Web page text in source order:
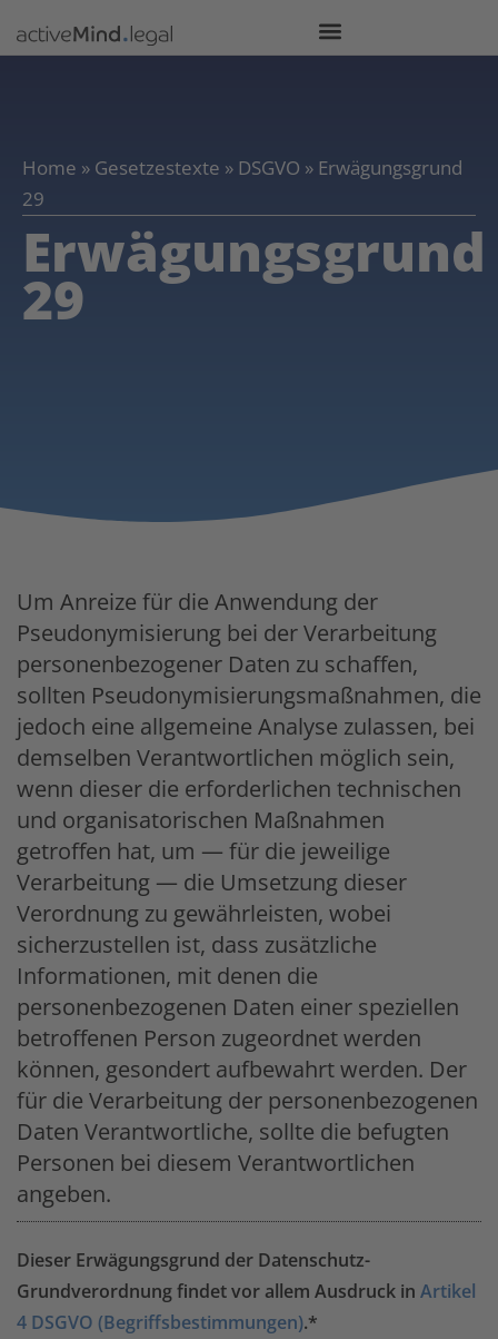
Home » Gesetzestexte » DSGVO » Erwägungsgrund
29
Erwägungsgrund
29
Um Anreize für die Anwendung der
Pseudonymisierung bei der Verarbeitung
personenbezogener Daten zu schaffen,
sollten Pseudonymisierungsmaßnahmen, die
jedoch eine allgemeine Analyse zulassen, bei
demselben Verantwortlichen möglich sein,
wenn dieser die erforderlichen technischen
und organisatorischen Maßnahmen
getroffen hat, um — für die jeweilige
Verarbeitung — die Umsetzung dieser
Verordnung zu gewährleisten, wobei
sicherzustellen ist, dass zusätzliche
Informationen, mit denen die
personenbezogenen Daten einer speziellen
betroffenen Person zugeordnet werden
können, gesondert aufbewahrt werden. Der
für die Verarbeitung der personenbezogenen
Daten Verantwortliche, sollte die befugten
Personen bei diesem Verantwortlichen
angeben.
Dieser Erwägungsgrund der Datenschutz-
Grundverordnung findet vor allem Ausdruck in Artikel
4 DSGVO (Begriffsbestimmungen).*